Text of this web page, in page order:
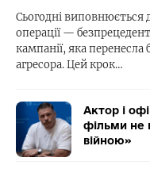
Сьогодні виповнюється
операції —
кампанії, яка перенесла
агресора. Цей крок…
Актор і
фільми не
війною»